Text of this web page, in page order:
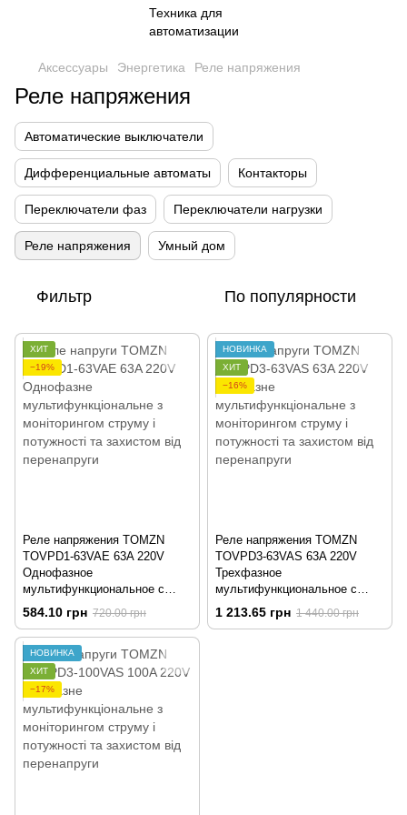
Аксессуары Энергетика Реле напряжения
Реле напряжения
Автоматические выключатели
Дифференциальные автоматы Контакторы
Переключатели фаз Переключатели нагрузки
Реле напряжения Умный дом
Фильтр По популярности
ХИТ
−19%
Реле напряжения TOMZN
TOVPD1-63VAE 63A 220V
Однофазное
мультифункциональное с
мониторингом тока, мощности
и защитой от перенапряжения
584.10 грн 720.00 грн
НОВИНКА
ХИТ
−16%
Реле напряжения TOMZN
TOVPD3-63VAS 63A 220V
Трехфазное
мультифункциональное с
мониторингом тока, мощности
и защитой от перенапряжения
1 213.65 грн 1 440.00 грн
НОВИНКА
ХИТ
−17%